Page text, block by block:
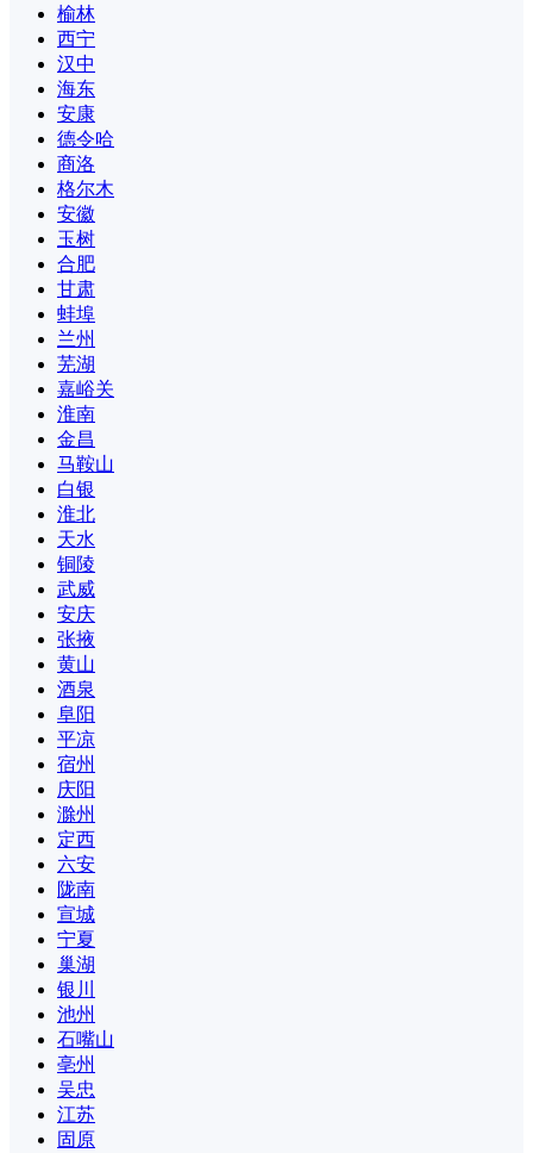
榆林
西宁
汉中
海东
安康
德令哈
商洛
格尔木
安徽
玉树
合肥
甘肃
蚌埠
兰州
芜湖
嘉峪关
淮南
金昌
马鞍山
白银
淮北
天水
铜陵
武威
安庆
张掖
黄山
酒泉
阜阳
平凉
宿州
庆阳
滁州
定西
六安
陇南
宣城
宁夏
巢湖
银川
池州
石嘴山
亳州
吴忠
江苏
固原